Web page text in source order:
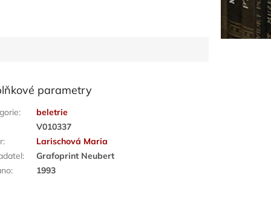
parametry
:
beletrie
V010337
:
Larischová Maria
:
Grafoprint Neubert
: 1993